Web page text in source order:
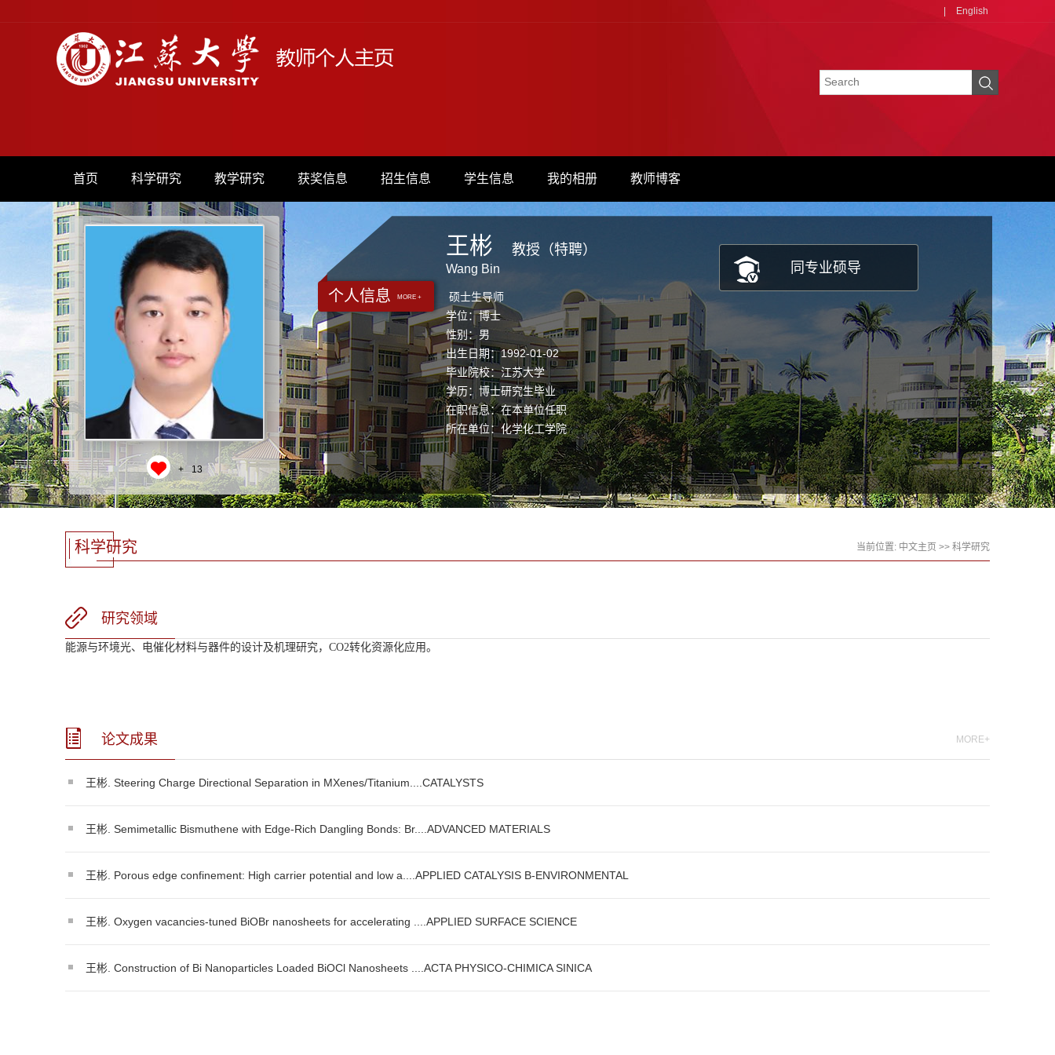
English
首页 科学研究 教学研究 获奖信息 招生信息 学生信息 我的相册 教师博客
+ 13
个人信息 MORE +
王彬
Wang Bin
教授（特聘）
硕士生导师
学位：博士
性别：男
出生日期：1992-01-02
毕业院校：江苏大学
学历：博士研究生毕业
在职信息：在本单位任职
所在单位：化学化工学院
同专业硕导
科学研究 当前位置: 中文主页 >> 科学研究
研究领域
能源与环境光、电催化材料与器件的设计及机理研究，CO2转化资源化应用。
论文成果 MORE+
王彬. Steering Charge Directional Separation in MXenes/Titanium....CATALYSTS
王彬. Semimetallic Bismuthene with Edge-Rich Dangling Bonds: Br....ADVANCED MATERIALS
王彬. Porous edge confinement: High carrier potential and low a....APPLIED CATALYSIS B-ENVIRONMENTAL
王彬. Oxygen vacancies-tuned BiOBr nanosheets for accelerating ....APPLIED SURFACE SCIENCE
王彬. Construction of Bi Nanoparticles Loaded BiOCl Nanosheets ....ACTA PHYSICO-CHIMICA SINICA